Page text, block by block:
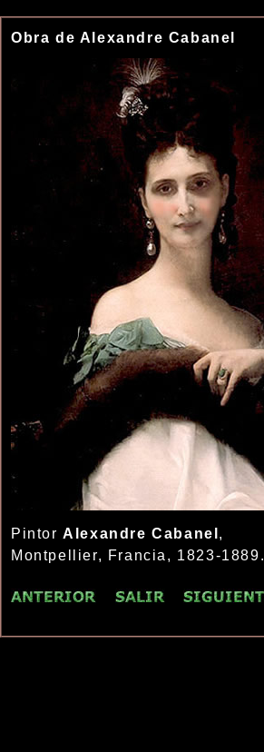
Obra de Alexandre Cabanel
PintorAlexandre Cabanel ,
Montpellier, Francia, 1823-1889.